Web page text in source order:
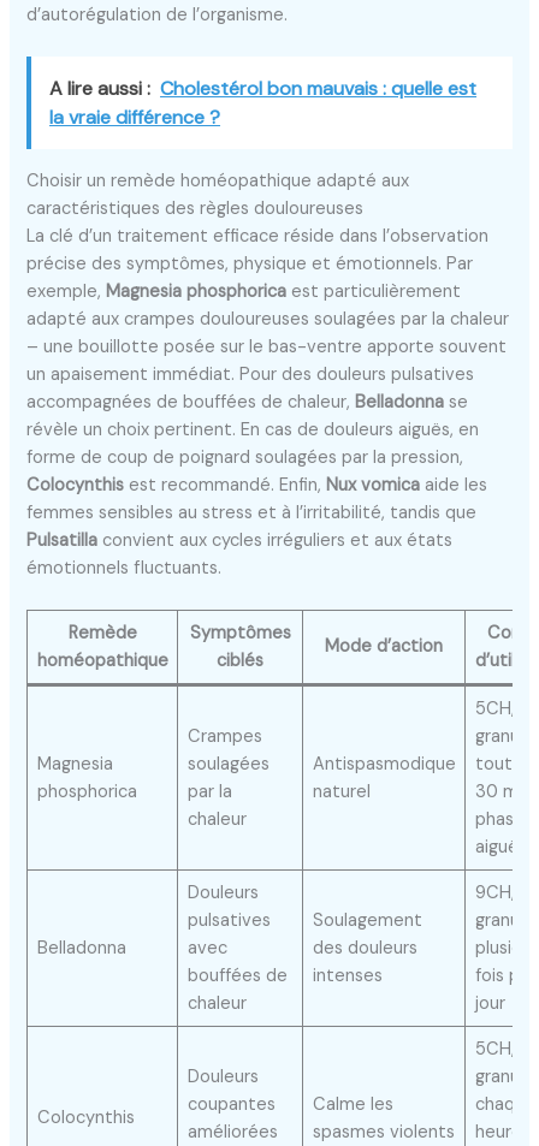
d’autorégulation de l’organisme.
A lire aussi : Cholestérol bon mauvais : quelle est
la vraie différence ?
Choisir un remède homéopathique adapté aux
caractéristiques des règles douloureuses
La clé d’un traitement efficace réside dans l’observation
précise des symptômes, physique et émotionnels. Par
exemple,Magnesia phosphorica est particulièrement
adapté aux crampes douloureuses soulagées par la chaleur
– une bouillotte posée sur le bas-ventre apporte souvent
un apaisement immédiat. Pour des douleurs pulsatives
accompagnées de bouffées de chaleur,Belladonna se
révèle un choix pertinent. En cas de douleurs aiguës, en
forme de coup de poignard soulagées par la pression,
Colocynthis est recommandé. Enfin,Nux vomica aide les
femmes sensibles au stress et à l’irritabilité, tandis que
Pulsatilla convient aux cycles irréguliers et aux états
émotionnels fluctuants.
Remède
homéopathique
Symptômes
ciblés
Mode d’action
Magnesia
phosphorica
Crampes
soulagées
par la
chaleur
Antispasmodique
naturel
5CH, 3
toutes
30 min
phase
aiguë
Belladonna
Douleurs
pulsatives
avec
bouffées de
chaleur
Soulagement
des douleurs
intenses
9CH, 3
fois par
jour
Colocynthis
Douleurs
coupantes
améliorées
Calme les
spasmes violents
5CH, 3
chaque
heure